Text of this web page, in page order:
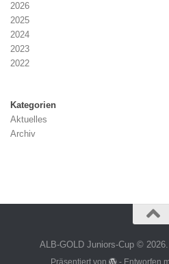
2026
2025
2024
2023
2022
Kategorien
Aktuelles
Archiv
ALB-GOLD Juniors-Cup ©
Präsentiert von - Entworfen